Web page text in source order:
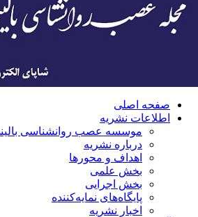
صفحه اصلی
اطلاعات نشریه
موسسه عصب روانشناسی بالینی
درباره نشریه
اهداف و محورها
بخش علمی
بخش اجرایی
‌پایگاه‌های نمایه‌کننده
اخبار نشریه